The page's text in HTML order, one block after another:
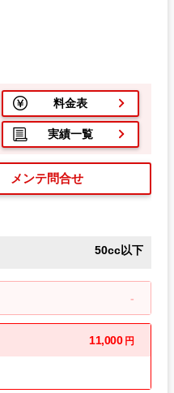
料金表
実績一覧
メンテ問合せ
50cc以下
-
11,000 円